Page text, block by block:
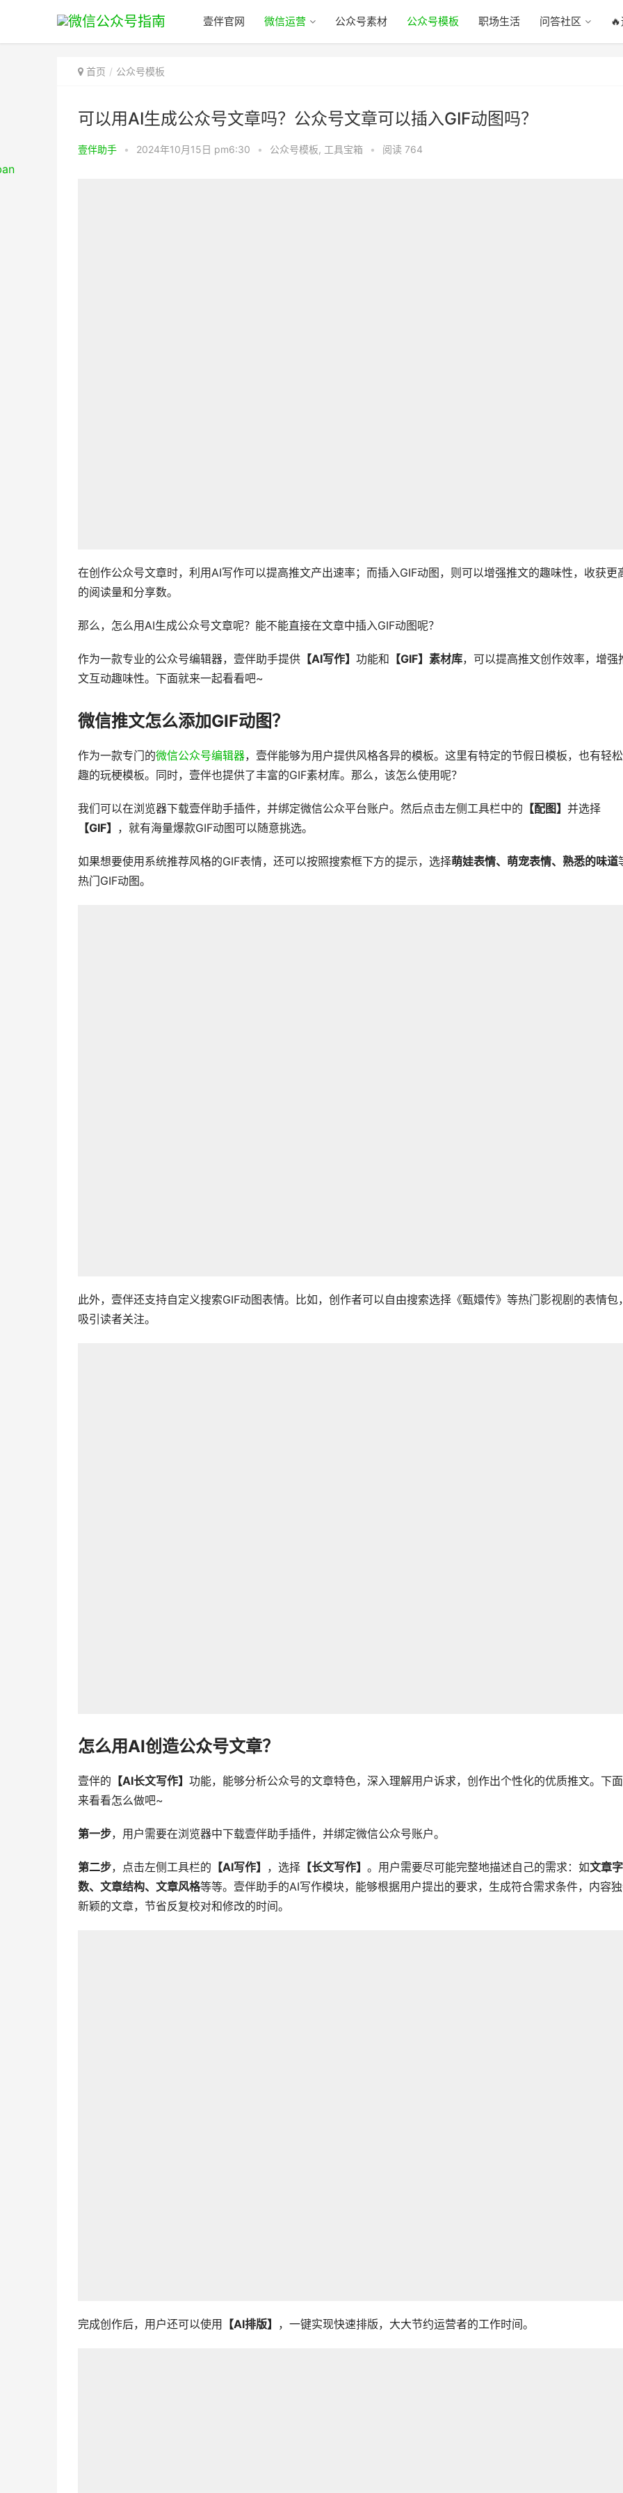
壹伴官网 微信运营 公众号素材 公众号模板 职场生活 问答社区
首页 公众号模板
可以用AI生成公众号文章吗？公众号文章可以插入GIF动图吗？
壹伴助手 • 2024年10月15日 pm6:30 • 公众号模板, 工具宝箱 • 阅读 764
在创作公众号文章时，利用AI写作可以提高推文产出速率；而插入GIF动图，则可以增强推文的趣味性，收获更
的阅读量和分享数。
那么，怎么用AI生成公众号文章呢？能不能直接在文章中插入GIF动图呢？
作为一款专业的公众号编辑器，壹伴助手提供 【AI写作】 功能和 【GIF】素材库，可以提高推文创作效率，增强
文互动趣味性。下面就来一起看看吧~
微信推文怎么添加GIF动图？
作为一款专门的微信公众号编辑器，壹伴能够为用户提供风格各异的模板。这里有特定的节假日模板，也有轻
趣的玩梗模板。同时，壹伴也提供了丰富的GIF素材库。那么，该怎么使用呢？
我们可以在浏览器下载壹伴助手插件，并绑定微信公众平台账户。然后点击左侧工具栏中的 【配图】 并选择
【GIF】
，就有海量爆款GIF动图可以随意挑选。
如果想要使用系统推荐风格的GIF表情，还可以按照搜索框下方的提示，选择萌娃表情、萌宠表情、熟悉的味道
热门GIF动图。
此外，壹伴还支持自定义搜索GIF动图表情。比如，创作者可以自由搜索选择《甄嬛传》等热门影视剧的表情包
吸引读者关注。
怎么用AI创造公众号文章？
壹伴的 【AI长文写作】 功能，能够分析公众号的文章特色，深入理解用户诉求，创作出个性化的优质推文。下
来看看怎么做吧~
第一步，用户需要在浏览器中下载壹伴助手插件，并绑定微信公众号账户。
第二步，点击左侧工具栏的 【AI写作】 ，选择 【长文写作】 。用户需要尽可能完整地描述自己的需求：如文章字
数、文章结构、文章风格等等。壹伴助手的AI写作模块，能够根据用户提出的要求，生成符合需求条件，内容
新颖的文章，节省反复校对和修改的时间。
完成创作后，用户还可以使用 【AI排版】 ，一键实现快速排版，大大节约运营者的工作时间。